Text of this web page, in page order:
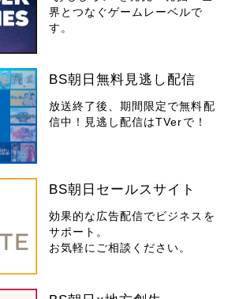
界とつなぐゲームレーベルで
す。
BS朝日無料見逃し配信
放送終了後、期間限定で無料配
信中！見逃し配信はTVerで！
BS朝日セールスサイト
効果的な広告配信でビジネスを
サポート。
お気軽にご相談ください。